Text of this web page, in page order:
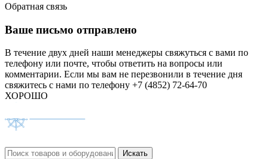
Обратная связь
Ваше письмо отправлено
В течение двух дней наши менеджеры свяжуться с вами по
телефону или почте, чтобы ответить на вопросы или
комментарии. Если мы вам не перезвонили в течение дня
свяжитесь с нами по телефону +7 (4852) 72-64-70
ХОРОШО